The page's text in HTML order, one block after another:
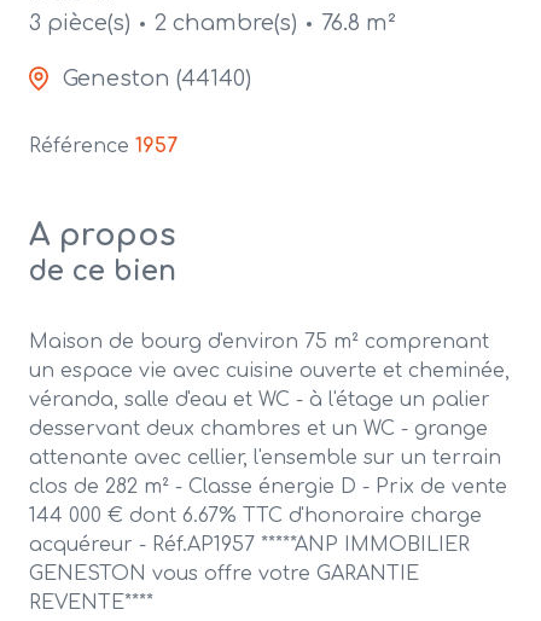
3 pièce(s)
2 chambre(s) 76.8 m²
Geneston (44140)
Référence 1957
A propos
de ce bien
Maison de bourg d'environ 75 m² comprenant
un espace vie avec cuisine ouverte et cheminée,
véranda, salle d'eau et WC - à l'étage un palier
desservant deux chambres et un WC - grange
attenante avec cellier, l'ensemble sur un terrain
clos de 282 m² - Classe énergie D - Prix de vente
144 000 € dont 6.67% TTC d'honoraire charge
acquéreur - Réf.AP1957 *****ANP IMMOBILIER
GENESTON vous offre votre GARANTIE
REVENTE****